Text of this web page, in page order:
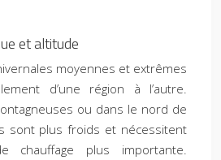
et altitude
moyennes et extrêmes
d’une région à l’autre.
ou dans le nord de
sont plus froids et nécessitent
chauffage plus importante.